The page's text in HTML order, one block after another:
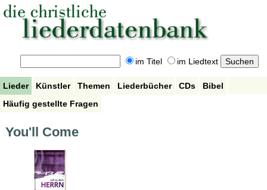
im Titel im Liedtext
Lieder Künstler Themen Liederbücher CDs
Bibel
Häufig gestellte Fragen
You'll Come